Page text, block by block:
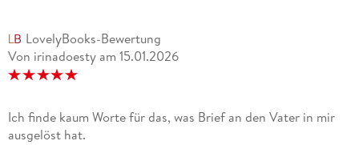
LovelyBooks-Bewertung
Von irinadoesty am 15.01.2026
Ich finde kaum Worte für das, was Brief an den Vater in mir
ausgelöst hat.